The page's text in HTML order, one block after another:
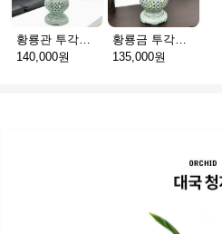
황룡관 투각청자분
140,000원
황룡금 투각청자분
135,000원